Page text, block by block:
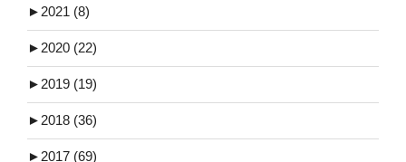
► 2021 (8)
► 2020 (22)
► 2019 (19)
► 2018 (36)
► 2017 (69)